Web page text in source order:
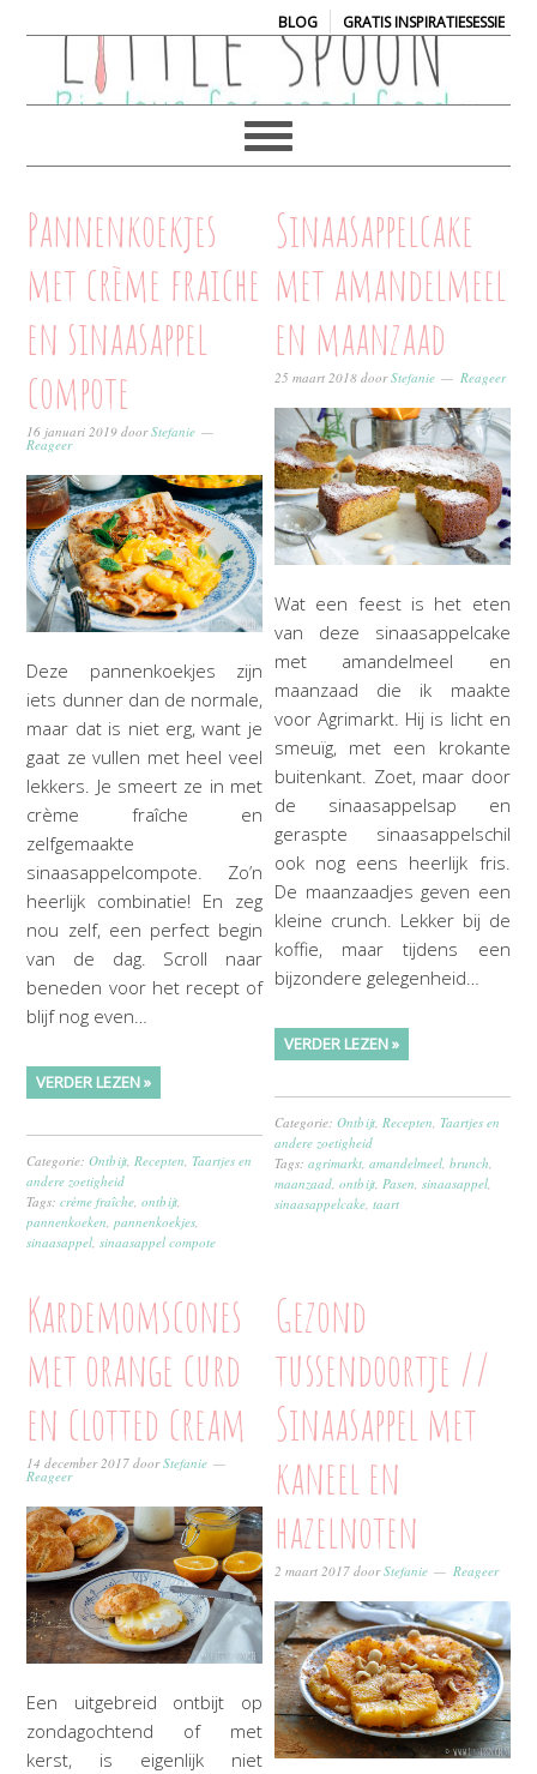
BLOG| GRATIS INSPIRATIESESSIE
Pannenkoekjes
met crème fraiche
en sinaasappel
compote
16 januari 2019 doorStefanie
Reageer
Deze pannenkoekjes zijn
iets dunner dan de normale,
maar dat is niet erg, want je
gaat ze vullen met heel veel
lekkers. Je smeert ze in met
crème fraîche en
zelfgemaakte
sinaasappelcompote. Zo’n
heerlijk combinatie! En zeg
nou zelf, een perfect begin
van de dag. Scroll naar
beneden voor het recept of
blijf nog even…
VERDER LEZEN »
Categorie:Ontbijt Recepten ,Taartjes en
andere zoetigheid
Tags:crème fraîche ,ontbijt
pannenkoeken ,pannenkoekjes
sinaasappel ,sinaasappel compote
Sinaasappelcake
met amandelmeel
en maanzaad
25 maart 2018 doorStefanie Reageer
Wat een feest is het eten
van deze sinaasappelcake
met amandelmeel en
maanzaad die ik maakte
voor Agrimarkt. Hij is licht en
smeuïg, met een krokante
buitenkant. Zoet, maar door
de sinaasappelsap en
geraspte sinaasappelschil
ook nog eens heerlijk fris.
De maanzaadjes geven een
kleine crunch. Lekker bij de
koffie, maar tijdens een
bijzondere gelegenheid…
VERDER LEZEN »
Categorie:Ontbijt Recepten ,Taartjes en
andere zoetigheid
Tags:agrimarkt ,amandelmeel ,brunch
maanzaad ,ontbijt Pasen ,sinaasappel
sinaasappelcake ,taart
Kardemomscones
met orange curd
en clotted cream
14 december 2017 doorStefanie
Reageer
Een uitgebreid ontbijt op
zondagochtend of met
kerst, is eigenlijk niet
Gezond
tussendoortje //
Sinaasappel met
kaneel en
hazelnoten
2 maart 2017 doorStefanie Reageer